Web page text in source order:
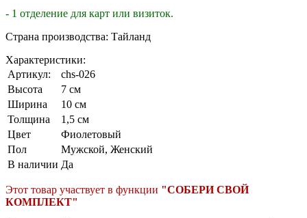
- 1 отделение для карт или визиток.
Страна производства: Тайланд
Характеристики:
Артикул:
chs-026
Высота
7 см
Ширина
10 см
Толщина
1,5 см
Цвет
Фиолетовый
Пол
Мужской, Женский
В наличии Да
Этот товар участвует в функции "СОБЕРИ СВОЙ
КОМПЛЕКТ"